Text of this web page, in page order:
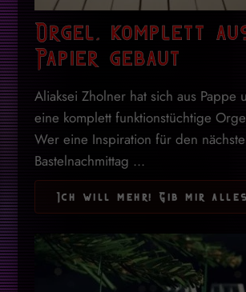
Orgel, komplett
Papier gebaut
Aliaksei Zholner hat sich aus Pappe
eine komplett funktionstüchtige
Wer eine Inspiration für den
Bastelnachmittag ...
Ich will mehr! Gib mir